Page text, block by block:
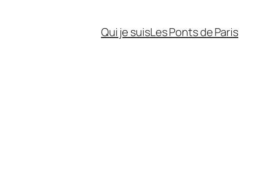
Qui je suisLes Ponts de Paris